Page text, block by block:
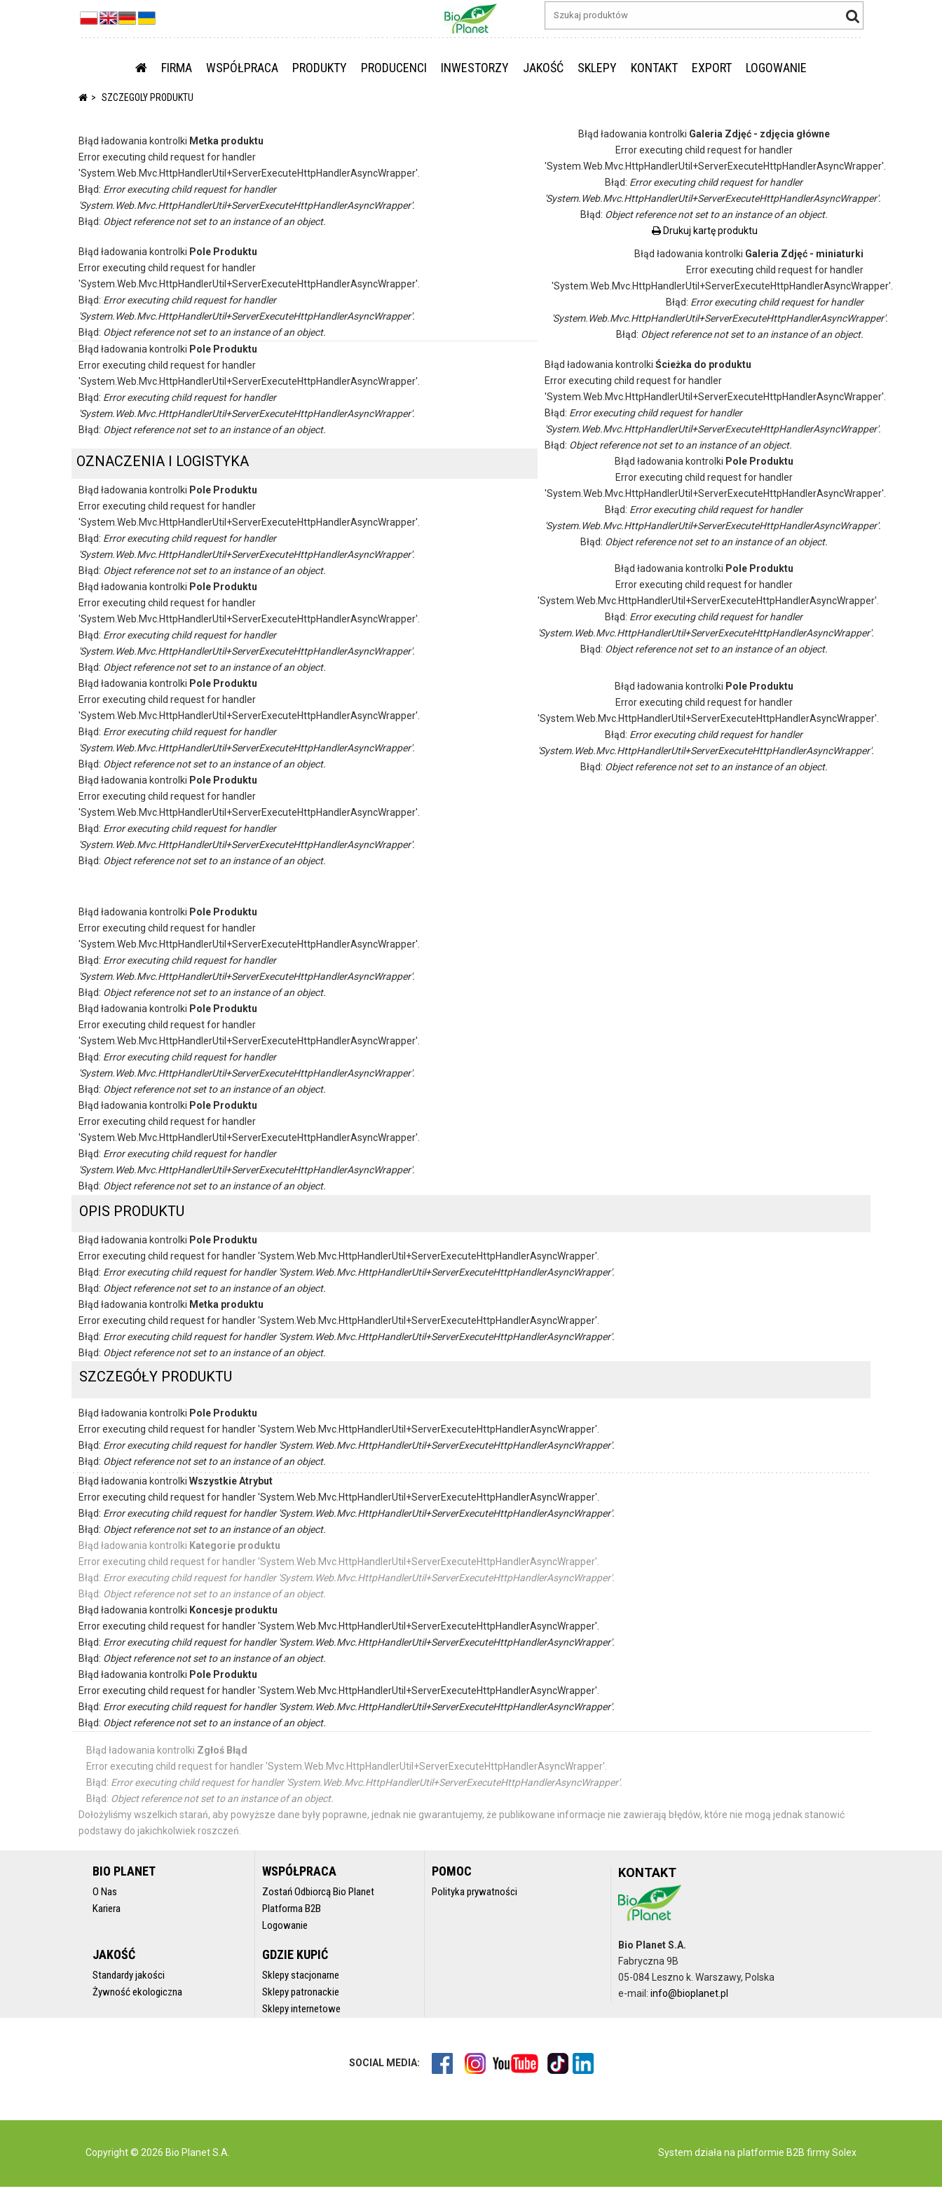
FIRMA WSPÓŁPRACA PRODUKTY PRODUCENCI INWESTORZY JAKOŚĆ SKLEPY KONTAKT EXPORT LOGOWANIE
SZCZEGOLY PRODUKTU
Błąd ładowania kontrolki Metka produktu
Error executing child request for handler
'System.Web.Mvc.HttpHandlerUtil+ServerExecuteHttpHandlerAsyncWrapper'.
Błąd: Error executing child request for handler
'System.Web.Mvc.HttpHandlerUtil+ServerExecuteHttpHandlerAsyncWrapper'.
Błąd: Object reference not set to an instance of an object.
Błąd ładowania kontrolki Pole Produktu
Error executing child request for handler
'System.Web.Mvc.HttpHandlerUtil+ServerExecuteHttpHandlerAsyncWrapper'.
Błąd: Error executing child request for handler
'System.Web.Mvc.HttpHandlerUtil+ServerExecuteHttpHandlerAsyncWrapper'.
Błąd: Object reference not set to an instance of an object.
Błąd ładowania kontrolki Pole Produktu
Error executing child request for handler
'System.Web.Mvc.HttpHandlerUtil+ServerExecuteHttpHandlerAsyncWrapper'.
Błąd: Error executing child request for handler
'System.Web.Mvc.HttpHandlerUtil+ServerExecuteHttpHandlerAsyncWrapper'.
Błąd: Object reference not set to an instance of an object.
OZNACZENIA I LOGISTYKA
Błąd ładowania kontrolki Pole Produktu
Error executing child request for handler
'System.Web.Mvc.HttpHandlerUtil+ServerExecuteHttpHandlerAsyncWrapper'.
Błąd: Error executing child request for handler
'System.Web.Mvc.HttpHandlerUtil+ServerExecuteHttpHandlerAsyncWrapper'.
Błąd: Object reference not set to an instance of an object.
Błąd ładowania kontrolki Pole Produktu
Error executing child request for handler
'System.Web.Mvc.HttpHandlerUtil+ServerExecuteHttpHandlerAsyncWrapper'.
Błąd: Error executing child request for handler
'System.Web.Mvc.HttpHandlerUtil+ServerExecuteHttpHandlerAsyncWrapper'.
Błąd: Object reference not set to an instance of an object.
Błąd ładowania kontrolki Pole Produktu
Error executing child request for handler
'System.Web.Mvc.HttpHandlerUtil+ServerExecuteHttpHandlerAsyncWrapper'.
Błąd: Error executing child request for handler
'System.Web.Mvc.HttpHandlerUtil+ServerExecuteHttpHandlerAsyncWrapper'.
Błąd: Object reference not set to an instance of an object.
Błąd ładowania kontrolki Pole Produktu
Error executing child request for handler
'System.Web.Mvc.HttpHandlerUtil+ServerExecuteHttpHandlerAsyncWrapper'.
Błąd: Error executing child request for handler
'System.Web.Mvc.HttpHandlerUtil+ServerExecuteHttpHandlerAsyncWrapper'.
Błąd: Object reference not set to an instance of an object.
Błąd ładowania kontrolki Pole Produktu
Error executing child request for handler
'System.Web.Mvc.HttpHandlerUtil+ServerExecuteHttpHandlerAsyncWrapper'.
Błąd: Error executing child request for handler
'System.Web.Mvc.HttpHandlerUtil+ServerExecuteHttpHandlerAsyncWrapper'.
Błąd: Object reference not set to an instance of an object.
Błąd ładowania kontrolki Pole Produktu
Error executing child request for handler
'System.Web.Mvc.HttpHandlerUtil+ServerExecuteHttpHandlerAsyncWrapper'.
Błąd: Error executing child request for handler
'System.Web.Mvc.HttpHandlerUtil+ServerExecuteHttpHandlerAsyncWrapper'.
Błąd: Object reference not set to an instance of an object.
Błąd ładowania kontrolki Pole Produktu
Error executing child request for handler
'System.Web.Mvc.HttpHandlerUtil+ServerExecuteHttpHandlerAsyncWrapper'.
Błąd: Error executing child request for handler
'System.Web.Mvc.HttpHandlerUtil+ServerExecuteHttpHandlerAsyncWrapper'.
Błąd: Object reference not set to an instance of an object.
Błąd ładowania kontrolki Galeria Zdjęć - zdjęcia główne
Error executing child request for handler
'System.Web.Mvc.HttpHandlerUtil+ServerExecuteHttpHandlerAsyncWrapper'.
Błąd: Error executing child request for handler
'System.Web.Mvc.HttpHandlerUtil+ServerExecuteHttpHandlerAsyncWrapper'.
Błąd: Object reference not set to an instance of an object.
Drukuj kartę produktu
Błąd ładowania kontrolki Galeria Zdjęć - miniaturki
Error executing child request for handler
'System.Web.Mvc.HttpHandlerUtil+ServerExecuteHttpHandlerAsyncWrapper'.
Błąd: Error executing child request for handler
'System.Web.Mvc.HttpHandlerUtil+ServerExecuteHttpHandlerAsyncWrapper'.
Błąd: Object reference not set to an instance of an object.
Błąd ładowania kontrolki Ścieżka do produktu
Error executing child request for handler
'System.Web.Mvc.HttpHandlerUtil+ServerExecuteHttpHandlerAsyncWrapper'.
Błąd: Error executing child request for handler
'System.Web.Mvc.HttpHandlerUtil+ServerExecuteHttpHandlerAsyncWrapper'.
Błąd: Object reference not set to an instance of an object.
Błąd ładowania kontrolki Pole Produktu
Error executing child request for handler
'System.Web.Mvc.HttpHandlerUtil+ServerExecuteHttpHandlerAsyncWrapper'.
Błąd: Error executing child request for handler
'System.Web.Mvc.HttpHandlerUtil+ServerExecuteHttpHandlerAsyncWrapper'.
Błąd: Object reference not set to an instance of an object.
Błąd ładowania kontrolki Pole Produktu
Error executing child request for handler
'System.Web.Mvc.HttpHandlerUtil+ServerExecuteHttpHandlerAsyncWrapper'.
Błąd: Error executing child request for handler
'System.Web.Mvc.HttpHandlerUtil+ServerExecuteHttpHandlerAsyncWrapper'.
Błąd: Object reference not set to an instance of an object.
Błąd ładowania kontrolki Pole Produktu
Error executing child request for handler
'System.Web.Mvc.HttpHandlerUtil+ServerExecuteHttpHandlerAsyncWrapper'.
Błąd: Error executing child request for handler
'System.Web.Mvc.HttpHandlerUtil+ServerExecuteHttpHandlerAsyncWrapper'.
Błąd: Object reference not set to an instance of an object.
OPIS PRODUKTU
Błąd ładowania kontrolki Pole Produktu
Error executing child request for handler 'System.Web.Mvc.HttpHandlerUtil+ServerExecuteHttpHandlerAsyncWrapper'.
Błąd: Error executing child request for handler 'System.Web.Mvc.HttpHandlerUtil+ServerExecuteHttpHandlerAsyncWrapper'.
Błąd: Object reference not set to an instance of an object.
Błąd ładowania kontrolki Metka produktu
Error executing child request for handler 'System.Web.Mvc.HttpHandlerUtil+ServerExecuteHttpHandlerAsyncWrapper'.
Błąd: Error executing child request for handler 'System.Web.Mvc.HttpHandlerUtil+ServerExecuteHttpHandlerAsyncWrapper'.
Błąd: Object reference not set to an instance of an object.
SZCZEGÓŁY PRODUKTU
Błąd ładowania kontrolki Pole Produktu
Error executing child request for handler 'System.Web.Mvc.HttpHandlerUtil+ServerExecuteHttpHandlerAsyncWrapper'.
Błąd: Error executing child request for handler 'System.Web.Mvc.HttpHandlerUtil+ServerExecuteHttpHandlerAsyncWrapper'.
Błąd: Object reference not set to an instance of an object.
Błąd ładowania kontrolki Wszystkie Atrybut
Error executing child request for handler 'System.Web.Mvc.HttpHandlerUtil+ServerExecuteHttpHandlerAsyncWrapper'.
Błąd: Error executing child request for handler 'System.Web.Mvc.HttpHandlerUtil+ServerExecuteHttpHandlerAsyncWrapper'.
Błąd: Object reference not set to an instance of an object.
Błąd ładowania kontrolki Kategorie produktu
Error executing child request for handler 'System.Web.Mvc.HttpHandlerUtil+ServerExecuteHttpHandlerAsyncWrapper'.
Błąd: Error executing child request for handler 'System.Web.Mvc.HttpHandlerUtil+ServerExecuteHttpHandlerAsyncWrapper'.
Błąd: Object reference not set to an instance of an object.
Błąd ładowania kontrolki Koncesje produktu
Error executing child request for handler 'System.Web.Mvc.HttpHandlerUtil+ServerExecuteHttpHandlerAsyncWrapper'.
Błąd: Error executing child request for handler 'System.Web.Mvc.HttpHandlerUtil+ServerExecuteHttpHandlerAsyncWrapper'.
Błąd: Object reference not set to an instance of an object.
Błąd ładowania kontrolki Pole Produktu
Error executing child request for handler 'System.Web.Mvc.HttpHandlerUtil+ServerExecuteHttpHandlerAsyncWrapper'.
Błąd: Error executing child request for handler 'System.Web.Mvc.HttpHandlerUtil+ServerExecuteHttpHandlerAsyncWrapper'.
Błąd: Object reference not set to an instance of an object.
Błąd ładowania kontrolki Zgłoś Błąd
Error executing child request for handler 'System.Web.Mvc.HttpHandlerUtil+ServerExecuteHttpHandlerAsyncWrapper'.
Błąd: Error executing child request for handler 'System.Web.Mvc.HttpHandlerUtil+ServerExecuteHttpHandlerAsyncWrapper'.
Błąd: Object reference not set to an instance of an object.
Dołożyliśmy wszelkich starań, aby powyższe dane były poprawne, jednak nie gwarantujemy, że publikowane informacje nie zawierają błędów, które nie mogą jednak stanowić
podstawy do jakichkolwiek roszczeń.
BIO PLANET
O Nas
Kariera
WSPÓŁPRACA
Zostań Odbiorcą Bio Planet
Platforma B2B
Logowanie
POMOC
Polityka prywatności
JAKOŚĆ
Standardy jakości
Żywność ekologiczna
GDZIE KUPIĆ
Sklepy stacjonarne
Sklepy patronackie
Sklepy internetowe
KONTAKT
Bio Planet S.A.
Fabryczna 9B
05-084 Leszno k. Warszawy, Polska
e-mail:info@bioplanet.pl
SOCIAL MEDIA:
Copyright © 2026 Bio Planet S.A. System działa na platformie B2B firmy Solex